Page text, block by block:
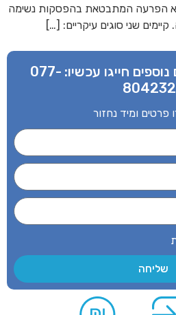
המתבטאת בהפסקות נשימה
שני סוגים עיקריים: […]
חייגו עכשיו: 077-
ומיד נחזור